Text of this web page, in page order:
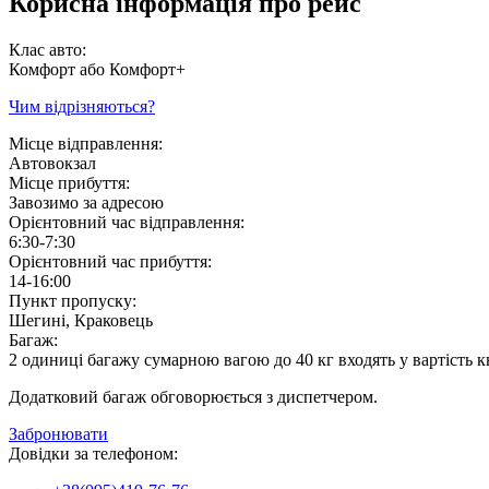
Клас авто:
Комфорт або Комфорт+
Чим відрізняються?
Місце відправлення:
Автовокзал
Місце прибуття:
Завозимо за адресою
Орієнтовний час відправлення:
6:30-7:30
Орієнтовний час прибуття:
14-16:00
Пункт пропуску:
Шегині, Краковець
Багаж:
2 одиниці багажу сумарною вагою до 40 кг входять у вартість
Додатковий багаж обговорюється з диспетчером.
Забронювати
Довідки за телефоном: